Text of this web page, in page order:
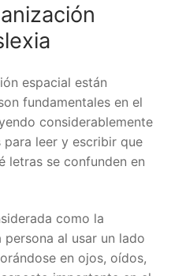
espacial están
fundamentales en el
considerablemente
leer y escribir que
letras se confunden en
como la
al usar un lado
en ojos, oídos,